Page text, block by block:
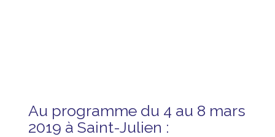
Au programme du 4 au 8 mars
2019 à Saint-Julien :